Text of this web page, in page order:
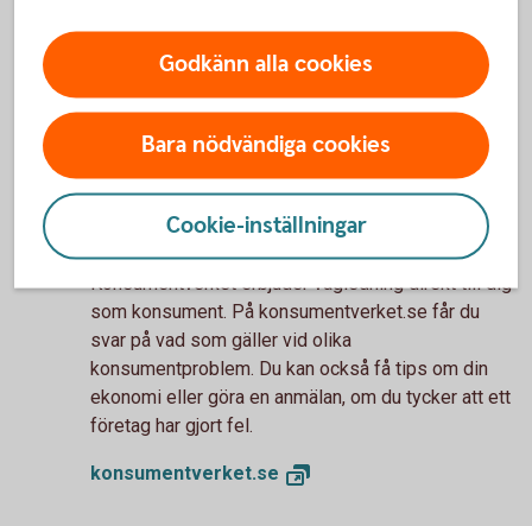
Konsumentvägledning
Konsumentvägledare som finns i flertalet
kommuner, lämnar kostnadsfritt information och
råd i hushållsekonomiska och juridiska frågor.
Konsumentverket
Konsumentverket erbjuder vägledning direkt till dig
som konsument. På konsumentverket.se får du
svar på vad som gäller vid olika
konsumentproblem. Du kan också få tips om din
ekonomi eller göra en anmälan, om du tycker att ett
företag har gjort fel.
konsumentverket.se
Godkänn alla cookies
Bara nödvändiga cookies
Cookie-inställningar